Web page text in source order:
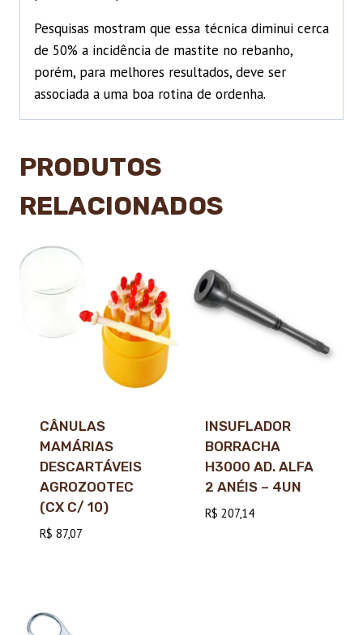
Pesquisas mostram que essa técnica diminui cerca
de 50% a incidência de mastite no rebanho,
porém, para melhores resultados, deve ser
associada a uma boa rotina de ordenha.
PRODUTOS
RELACIONADOS
CÂNULAS
MAMÁRIAS
DESCARTÁVEIS
AGROZOOTEC
(CX C/ 10)
R$ 87,07
INSUFLADOR
BORRACHA
H3000 AD. ALFA
2 ANÉIS – 4UN
R$ 207,14